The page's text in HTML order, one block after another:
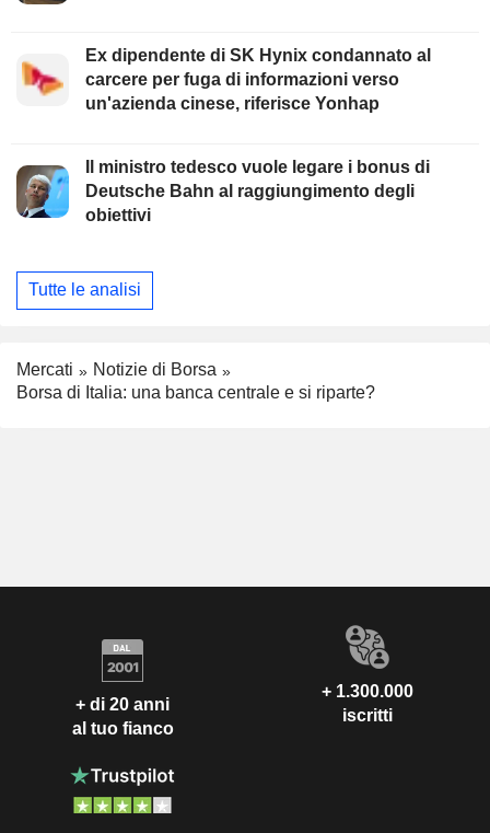
Ex dipendente di SK Hynix condannato al
carcere per fuga di informazioni verso
un'azienda cinese, riferisce Yonhap
Il ministro tedesco vuole legare i bonus di
Deutsche Bahn al raggiungimento degli
obiettivi
Tutte le analisi
Mercati
Notizie di Borsa
Borsa di Italia: una banca centrale e si riparte?
+ di 20 anni
al tuo fianco
+ 1.300.000
iscritti